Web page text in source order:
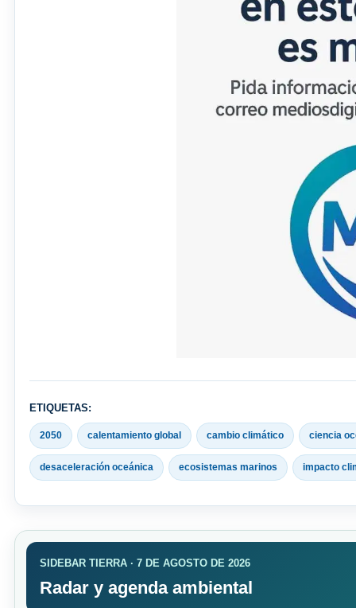
ETIQUETAS:
2050 calentamiento global cambio climático ciencia
desaceleración oceánica ecosistemas marinos impacto
SIDEBAR TIERRA · 7 DE AGOSTO DE 2026
Radar y agenda ambiental